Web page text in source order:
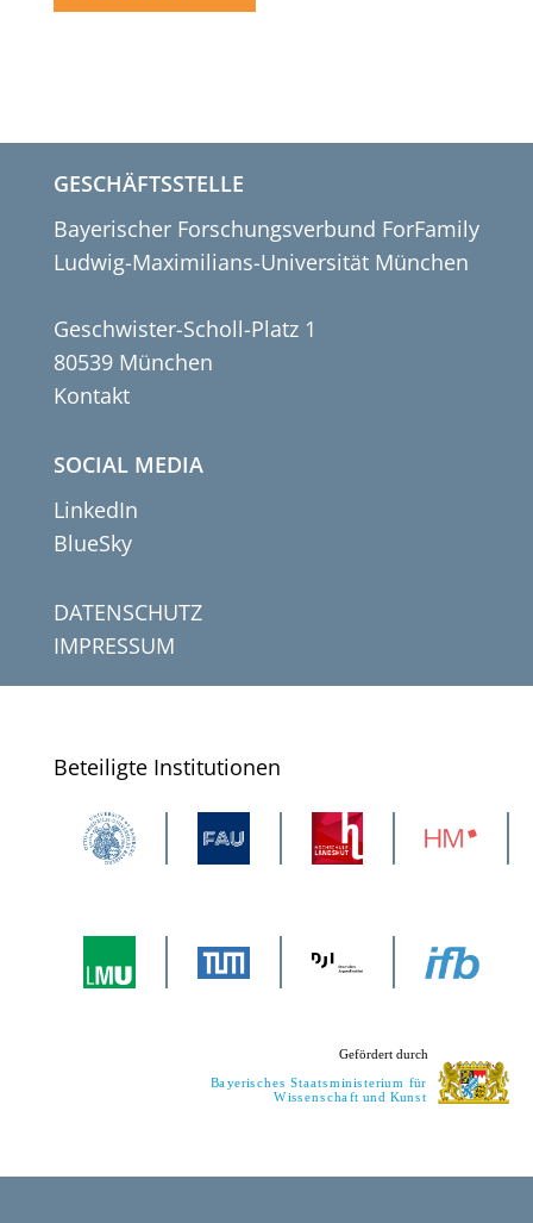
GESCHÄFTSSTELLE
Bayerischer Forschungsverbund ForFamily
Ludwig-Maximilians-Universität München
Geschwister-Scholl-Platz 1
80539 München
Kontakt
SOCIAL MEDIA
LinkedIn
BlueSky
DATENSCHUTZ
IMPRESSUM
Beteiligte Institutionen